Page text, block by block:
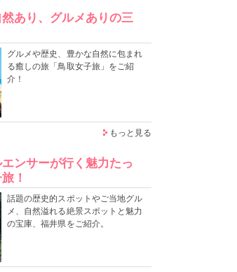
あり、グルメありの三
グルメや歴史、豊かな自然に包まれ
る癒しの旅「鳥取女子旅」をご紹
介！
もっと見る
ンサーが行く魅力たっ
！
話題の歴史的スポットやご当地グル
メ、自然溢れる絶景スポットと魅力
の宝庫、福井県をご紹介。